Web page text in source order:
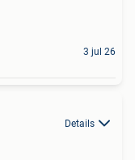
3 jul 26
Details